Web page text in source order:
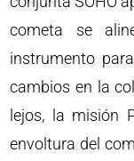
cometa se
instrumento
cambios en la
lejos, la misión
envoltura del